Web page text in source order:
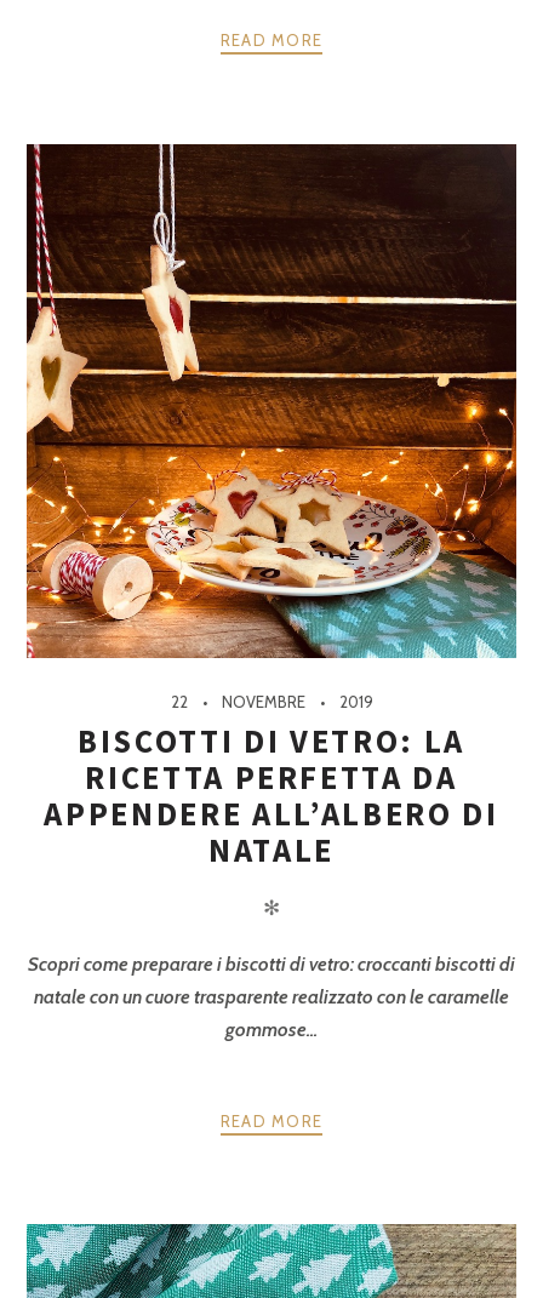
READ MORE
22 NOVEMBRE 2019
BISCOTTI DI VETRO: LA
RICETTA PERFETTA DA
APPENDERE ALL’ALBERO DI
NATALE
✻
Scopri come preparare i biscotti di vetro: croccanti biscotti di
natale con un cuore trasparente realizzato con le caramelle
gommose...
READ MORE